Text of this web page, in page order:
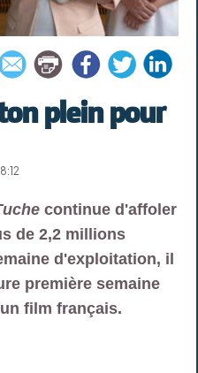
plein pour
continue d'affoler
de 2,2 millions
d'exploitation, il
première semaine
film français.